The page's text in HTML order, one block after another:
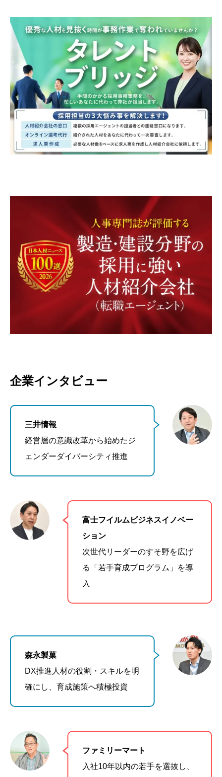
企業インタビュー
三井情報
経営層の意識改革から始めたジ
ェンダーダイバーシティ推進
富士フイルムビジネスイノベー
ション
次世代リーダーのすそ野を広げ
る「若手育成プログラム」を導
入
森永製菓
DX推進人材の役割・スキルを明
確にし、育成施策へ積極投資
ファミリーマート
入社10年以内の若手を選抜し、